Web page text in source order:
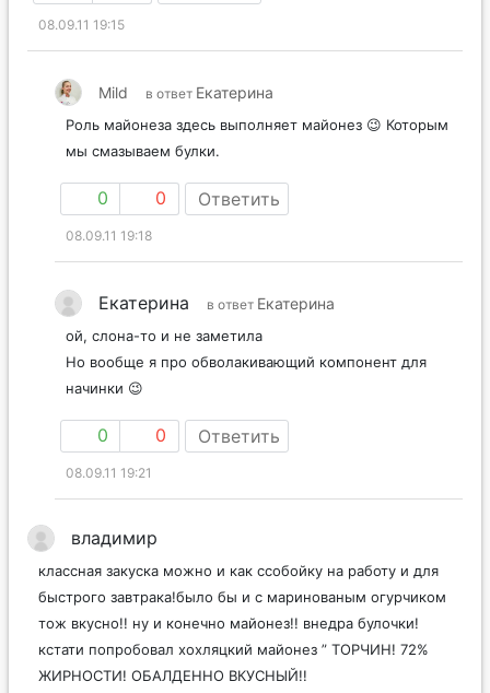
08.09.11 19:15
Mild в ответ Екатерина
Роль майонеза здесь выполняет майонез 😉 Которым
мы смазываем булки.
0 0 Ответить
08.09.11 19:18
Екатерина в ответ Екатерина
ой, слона-то и не заметила
Но вообще я про обволакивающий компонент для
начинки 😉
0 0 Ответить
08.09.11 19:21
владимир
классная закуска можно и как ссобойку на работу и для
быстрого завтрака!было бы и с маринованым огурчиком
тож вкусно!! ну и конечно майонез!! внедра булочки!
кстати попробовал хохляцкий майонез ” ТОРЧИН! 72%
ЖИРНОСТИ! ОБАЛДЕННО ВКУСНЫЙ!!